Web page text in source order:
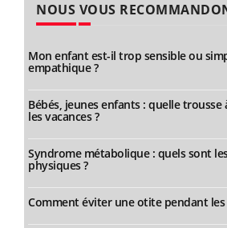
NOUS VOUS
Mon enfant est-il trop sensible ou
empathique ?
Bébés, jeunes enfants : quelle
les vacances ?
Syndrome métabolique : quels sont
physiques ?
Comment éviter une otite pendant les